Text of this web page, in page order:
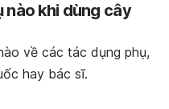
nào khi dùng cây
về các tác dụng phụ,
hay bác sĩ.